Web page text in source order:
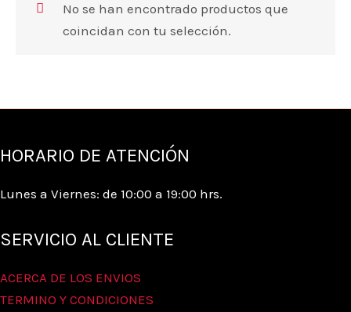
No se han encontrado productos que
coincidan con tu selección.
HORARIO DE ATENCIÓN
Lunes a Viernes: de 10:00 a 19:00 hrs.
SERVICIO AL CLIENTE
ACERCA DE LOS ENVIOS
TERMINO Y CONDICIONES